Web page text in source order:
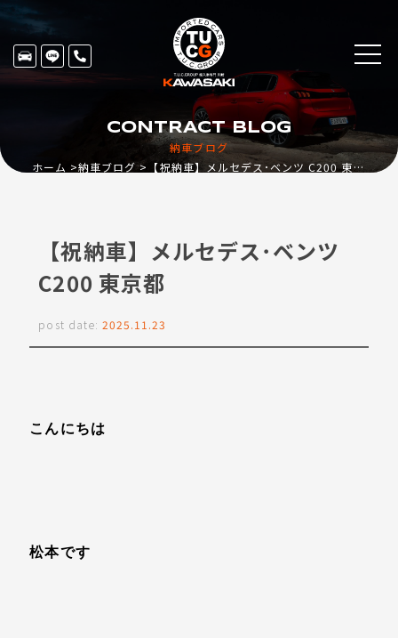
納車ブログ
CONTRACT BLOG
ホーム 納車ブログ 【祝納車】メルセデス･ベンツ C200 東京都
【祝納車】メルセデス･ベンツ
C200 東京都
post date: 2025.11.23
こんにちは
松本です